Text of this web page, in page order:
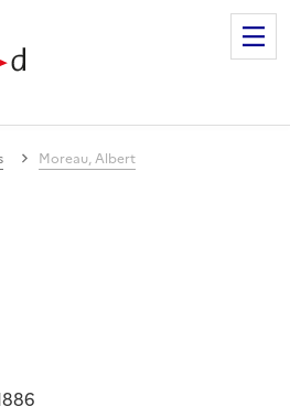
et de production
Moreau, Albert